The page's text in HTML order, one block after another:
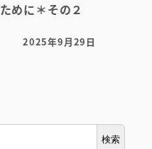
ために＊その２
投稿日
2025年9月29日
検索